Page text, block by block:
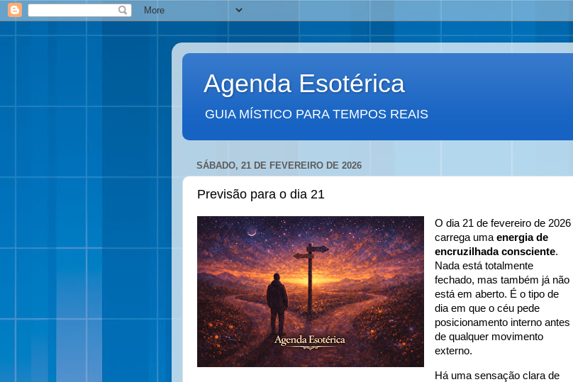
Agenda Esotérica
GUIA MÍSTICO PARA TEMPOS REAIS
SÁBADO, 21 DE FEVEREIRO DE 2026
Previsão para o dia 21
O dia 21 de fevereiro de 2026
carrega uma energia de
encruzilhada consciente.
Nada está totalmente
fechado, mas também já não
está em aberto. É o tipo de
dia em que o céu pede
posicionamento interno antes
de qualquer movimento
externo.
Há uma sensação clara de